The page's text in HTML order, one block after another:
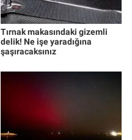
Tırnak makasındaki gizemli
delik! Ne işe yaradığına
şaşıracaksınız